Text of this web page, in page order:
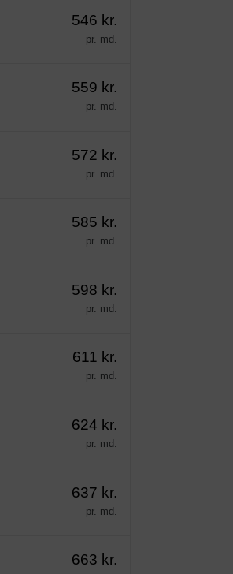
546 kr.
pr. md.
559 kr.
pr. md.
572 kr.
pr. md.
585 kr.
pr. md.
598 kr.
pr. md.
611 kr.
pr. md.
624 kr.
pr. md.
637 kr.
pr. md.
663 kr.